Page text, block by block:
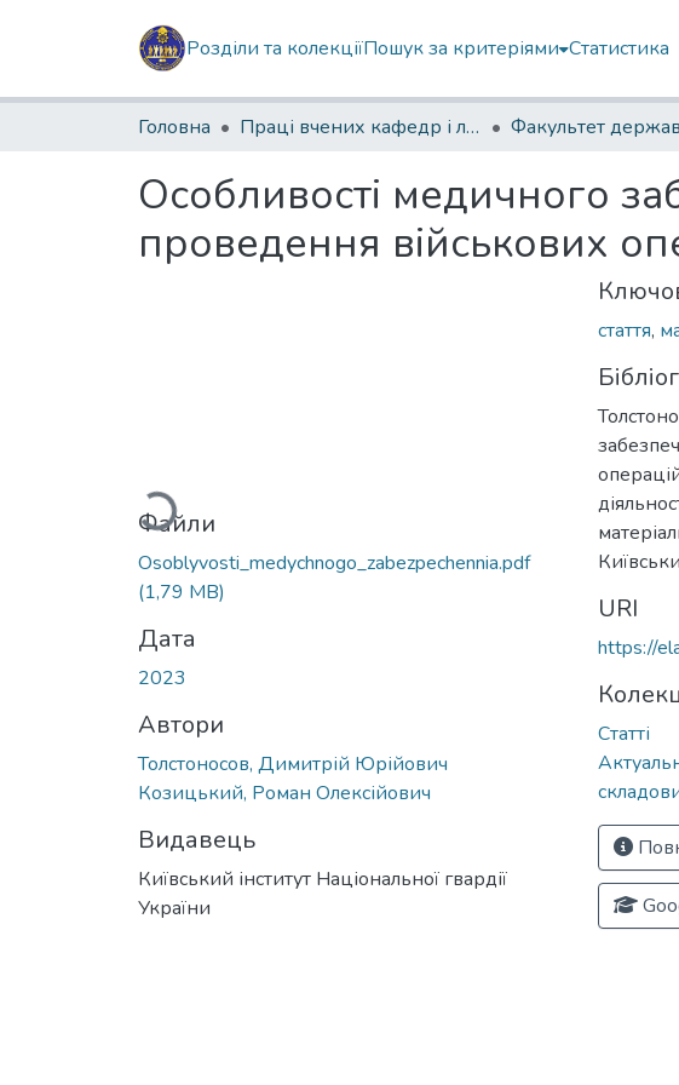
Розділи та колекціїПошук за критеріями Статистика
Головна Праці вчених кафедр і лабораторій
Особливості медичного
проведення військових
Вантажиться...
Файли
Osoblyvosti_medychnogo_zabezpechennia.pdf
(1,79 MB)
Дата
2023
Автори
Толстоносов, Димитрій Юрійович
Козицький, Роман Олексійович
Видавець
Київський інститут Національної гвардії
України
стаття,
URI
https://
Статті